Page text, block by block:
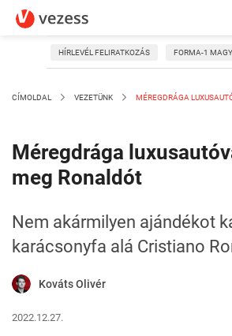
HÍRLEVÉL FELIRATKOZÁS FORMA-1
CÍMOLDAL VEZETÜNK MÉREGDRÁGA
Méregdrága
meg Ronaldót
Nem akármilyen ajándékot
karácsonyfa alá Cristiano
Kováts Olivér
2022.12.27.